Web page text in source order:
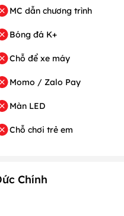
MC dẫn chương trình
Bóng đá K+
Chỗ để xe máy
Momo / Zalo Pay
Màn LED
Chỗ chơi trẻ em
Chính